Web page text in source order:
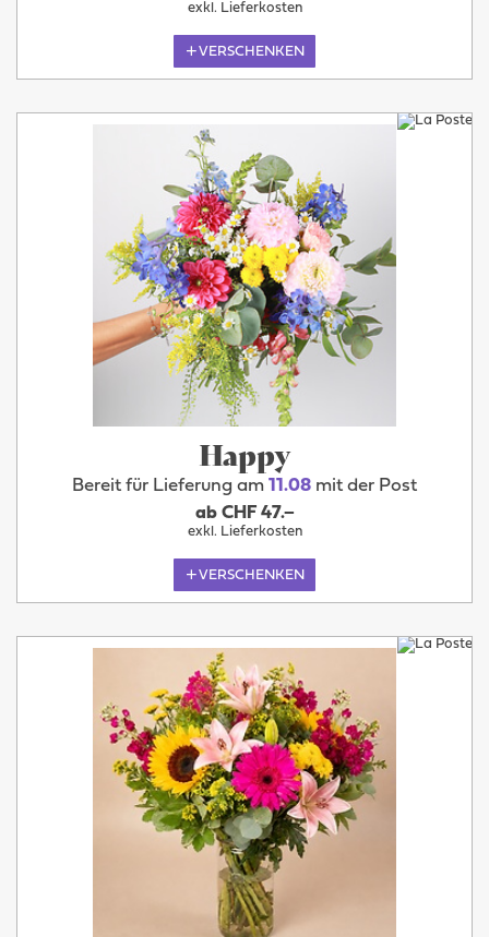
exkl. Lieferkosten
VERSCHENKEN
Happy
Bereit für Lieferung am 11.08 mit der Post
ab CHF 47.–
exkl. Lieferkosten
VERSCHENKEN